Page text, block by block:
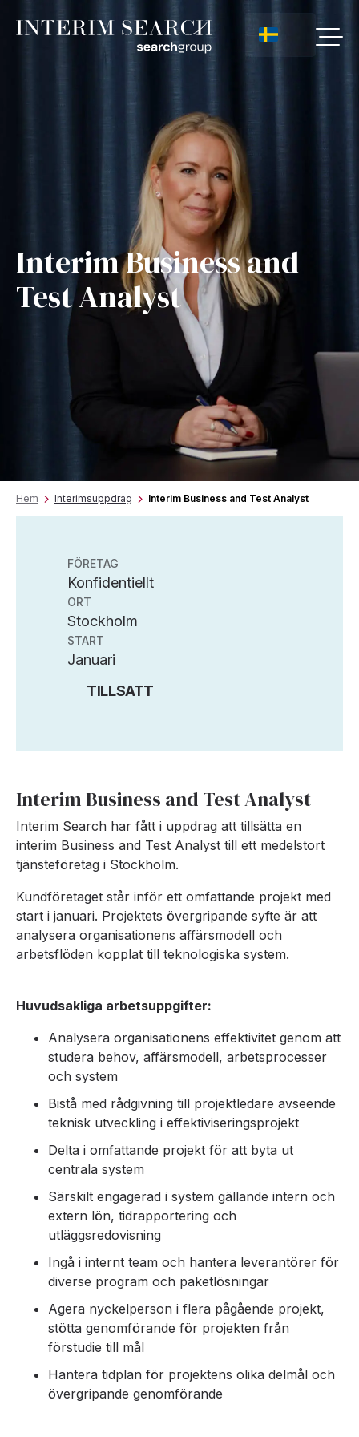
Interim Business and
Test Analyst
Hem Interimsuppdrag Interim Business and Test Analyst
FÖRETAG
Konfidentiellt
ORT
Stockholm
START
Januari
TILLSATT
Interim Business and Test Analyst
Interim Search har fått i uppdrag att tillsätta en
interim Business and Test Analyst till ett medelstort
tjänsteföretag i Stockholm.
Kundföretaget står inför ett omfattande projekt med
start i januari. Projektets övergripande syfte är att
analysera organisationens affärsmodell och
arbetsflöden kopplat till teknologiska system.
Huvudsakliga arbetsuppgifter:
Analysera organisationens effektivitet genom att
studera behov, affärsmodell, arbetsprocesser
och system
Bistå med rådgivning till projektledare avseende
teknisk utveckling i effektiviseringsprojekt
Delta i omfattande projekt för att byta ut
centrala system
Särskilt engagerad i system gällande intern och
extern lön, tidrapportering och
utläggsredovisning
Ingå i internt team och hantera leverantörer för
diverse program och paketlösningar
Agera nyckelperson i flera pågående projekt,
stötta genomförande för projekten från
förstudie till mål
Hantera tidplan för projektens olika delmål och
övergripande genomförande